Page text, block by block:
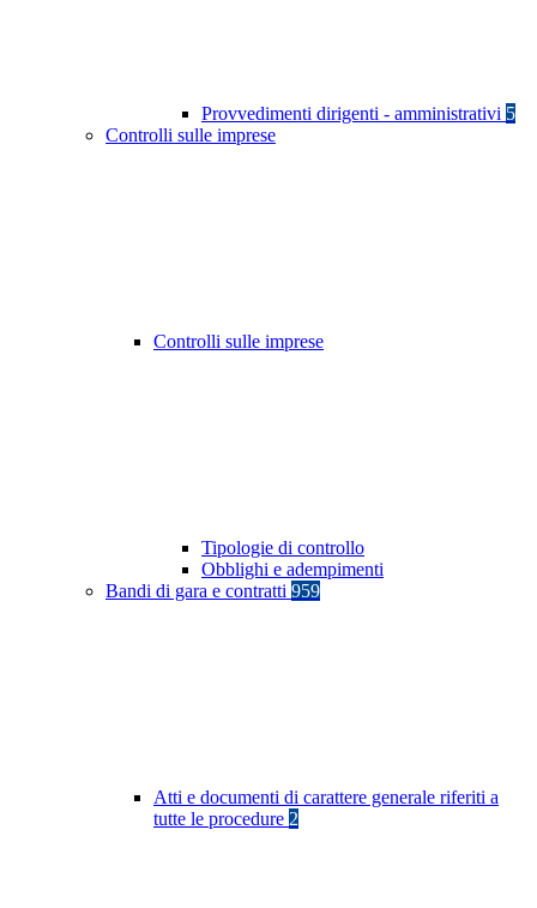
Provvedimenti dirigenti - amministrativi 5
Controlli sulle imprese
Controlli sulle imprese
Tipologie di controllo
Obblighi e adempimenti
Bandi di gara e contratti 959
Atti e documenti di carattere generale riferiti a
tutte le procedure 2